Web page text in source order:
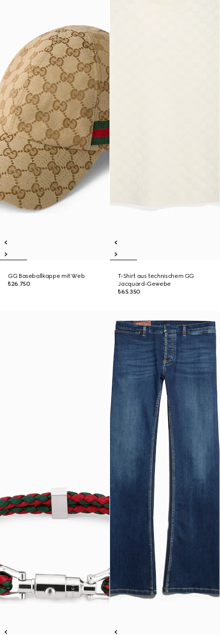
GG Baseballkappe mit Web
₺26.750
T-Shirt aus technischem GG
Jacquard-Gewebe
₺65.350